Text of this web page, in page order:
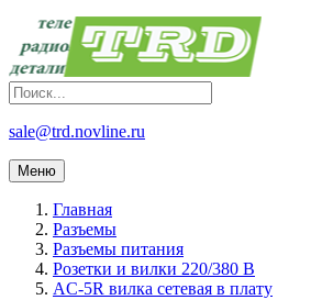
sale@trd.novline.ru
Меню
Главная
Разъемы
Разъемы питания
Розетки и вилки 220/380 В
AC-5R вилка сетевая в плату